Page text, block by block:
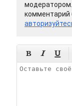
комментарий
  